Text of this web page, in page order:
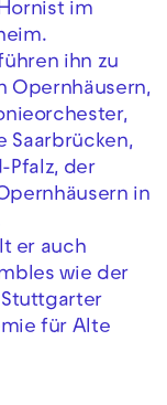
im
ihn zu
Opernhäusern,
Saarbrücken,
Pfalz, der
in
er auch
wie der
Stuttgarter
für Alte